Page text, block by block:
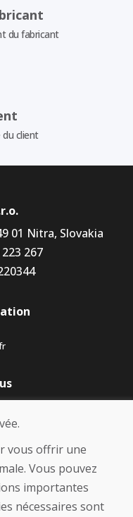
du fabricant
du client
01 Nitra, Slovakia
267
vous offrir une
Vous pouvez
importantes
nécessaires sont